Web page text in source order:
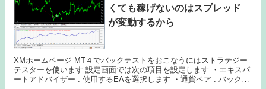
くても稼げないのはスプレッド
が変動するから
XMホームページ MT４でバックテストをおこなうにはストラテジー
テスターを使います 設定画面では次の項目を設定します ・エキスパ
ートアドバイザー : 使用するEAを選択します ・通貨ペア : バックテ